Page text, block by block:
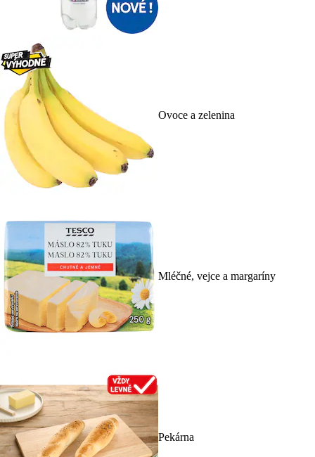
Ovoce a zelenina
Mléčné, vejce a margaríny
Pekárna